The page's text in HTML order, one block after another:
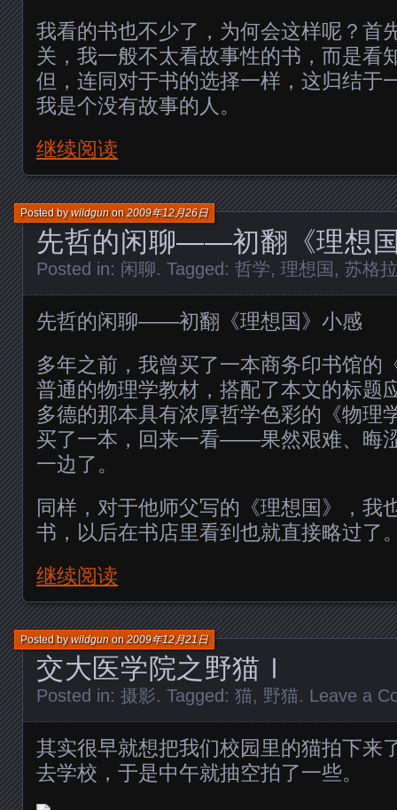
我看的书也不少了，为何会这样呢？首
关，我一般不太看故事性的书，而是看
但，连同对于书的选择一样，这归结于
我是个没有故事的人。
继续阅读
先哲的闲聊——初翻《理想
Posted bywildgunon2009年12月26日
Posted in: 闲聊. Tagged: 哲学, 理想国, 苏格
先哲的闲聊——初翻《理想国》小感
多年之前，我曾买了一本商务印书馆的
普通的物理学教材，搭配了本文的标题
多德的那本具有浓厚哲学色彩的《物理
买了一本，回来一看——果然艰难、晦
一边了。
同样，对于他师父写的《理想国》，我
书，以后在书店里看到也就直接略过了
继续阅读
交大医学院之野猫Ⅰ
Posted bywildgunon2009年12月21日
Posted in: 摄影. Tagged: 猫, 野猫. Leave a
其实很早就想把我们校园里的猫拍下来
去学校，于是中午就抽空拍了一些。